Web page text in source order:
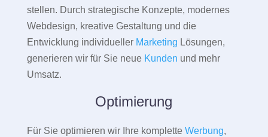
stellen. Durch strategische Konzepte, modernes
Webdesign, kreative Gestaltung und die
Entwicklung individueller Marketing Lösungen,
generieren wir für Sie neue Kunden und mehr
Umsatz.
Optimierung
Für Sie optimieren wir Ihre komplette Werbung,